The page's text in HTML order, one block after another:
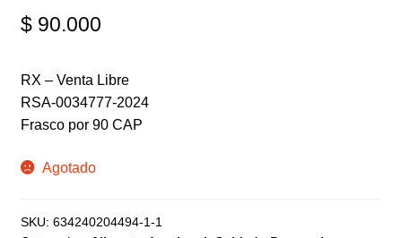
$90.000
RX – Venta Libre
RSA-0034777-2024
Frasco por 90 CAP
Agotado
SKU: 634240204494-1-1